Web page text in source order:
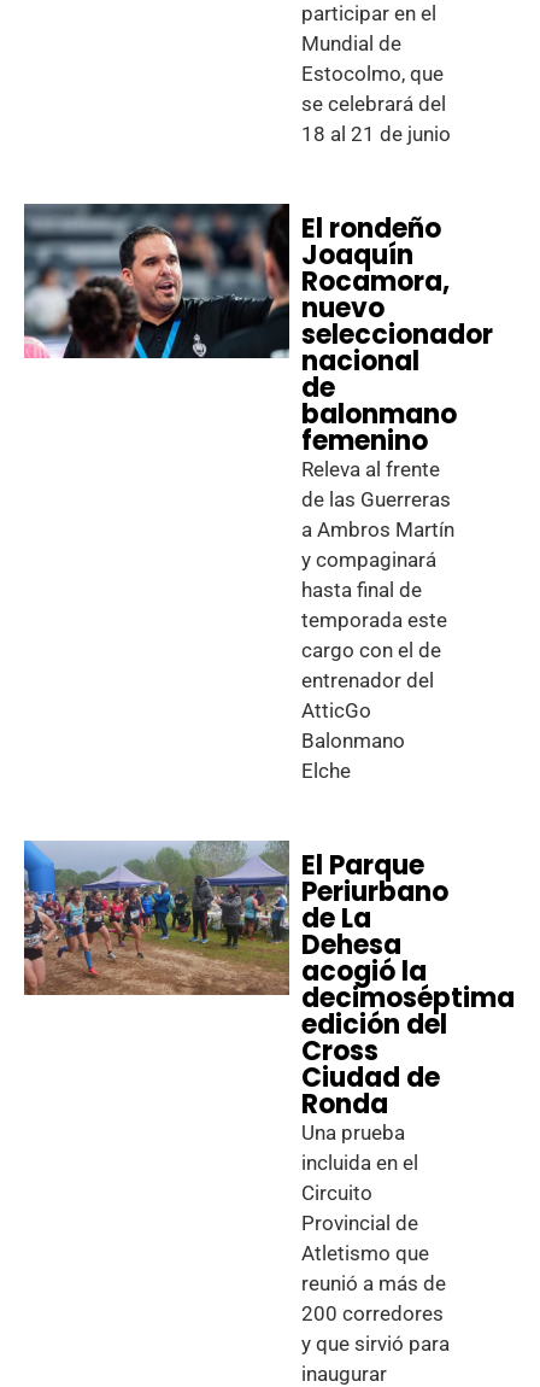
participar en el
Mundial de
Estocolmo, que
se celebrará del
18 al 21 de junio
El rondeño
Joaquín
Rocamora,
nuevo
seleccionador
nacional
de
balonmano
femenino
Releva al frente
de las Guerreras
a Ambros Martín
y compaginará
hasta final de
temporada este
cargo con el de
entrenador del
AtticGo
Balonmano
Elche
El Parque
Periurbano
de La
Dehesa
acogió la
decimoséptima
edición del
Cross
Ciudad de
Ronda
Una prueba
incluida en el
Circuito
Provincial de
Atletismo que
reunió a más de
200 corredores
y que sirvió para
inaugurar